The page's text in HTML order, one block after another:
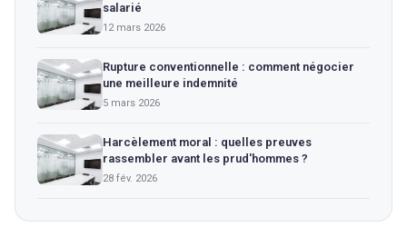
salarié
12 mars 2026
Rupture conventionnelle : comment négocier
une meilleure indemnité
5 mars 2026
Harcèlement moral : quelles preuves
rassembler avant les prud'hommes ?
28 fév. 2026